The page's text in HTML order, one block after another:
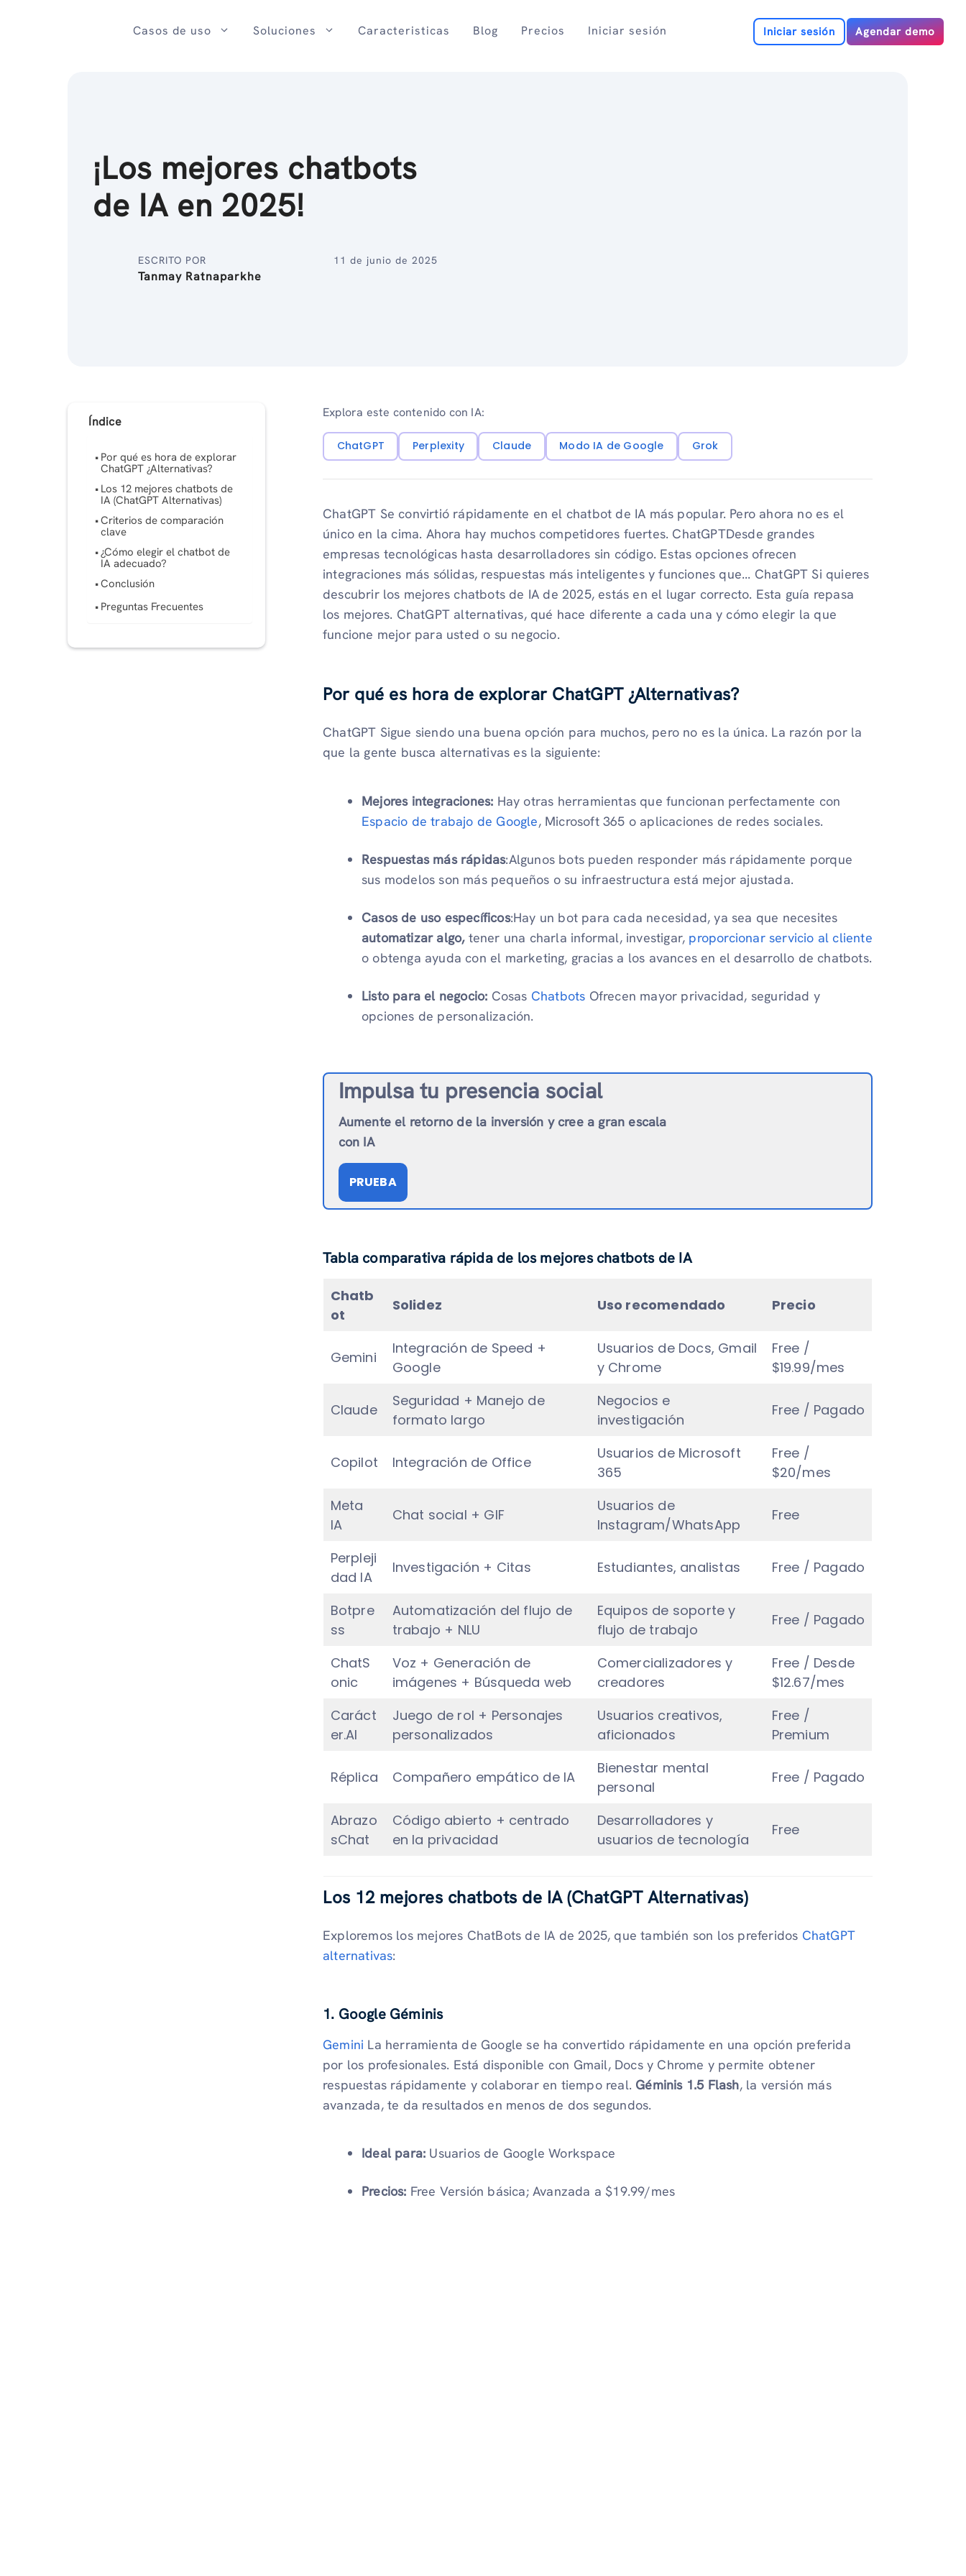
Casos de uso Soluciones Caracteristicas Blog Precios Iniciar sesión Iniciar sesión Agendar demo
¡Los mejores chatbots
de IA en 2025!
ESCRITO POR
Tanmay Ratnaparkhe
11 de junio de 2025
Índice
Por qué es hora de explorar
ChatGPT ¿Alternativas?
Los 12 mejores chatbots de
IA (ChatGPT Alternativas)
Criterios de comparación
clave
¿Cómo elegir el chatbot de
IA adecuado?
Conclusión
Preguntas Frecuentes
Explora este contenido con IA:
ChatGPT Perplexity Claude Modo IA de Google Grok
ChatGPT Se convirtió rápidamente en el chatbot de IA más popular. Pero ahora no es el
único en la cima. Ahora hay muchos competidores fuertes. ChatGPTDesde grandes
empresas tecnológicas hasta desarrolladores sin código. Estas opciones ofrecen
integraciones más sólidas, respuestas más inteligentes y funciones que... ChatGPT Si quieres
descubrir los mejores chatbots de IA de 2025, estás en el lugar correcto. Esta guía repasa
los mejores. ChatGPT alternativas, qué hace diferente a cada una y cómo elegir la que
funcione mejor para usted o su negocio.
Por qué es hora de explorar ChatGPT ¿Alternativas?
ChatGPT Sigue siendo una buena opción para muchos, pero no es la única. La razón por la
que la gente busca alternativas es la siguiente:
Mejores integraciones: Hay otras herramientas que funcionan perfectamente con
Espacio de trabajo de Google, Microsoft 365 o aplicaciones de redes sociales.
Respuestas más rápidas:Algunos bots pueden responder más rápidamente porque
sus modelos son más pequeños o su infraestructura está mejor ajustada.
Casos de uso específicos:Hay un bot para cada necesidad, ya sea que necesites
automatizar algo,tener una charla informal, investigar, proporcionar servicio al cliente
o obtenga ayuda con el marketing, gracias a los avances en el desarrollo de chatbots.
Listo para el negocio: Cosas Chatbots Ofrecen mayor privacidad, seguridad y
opciones de personalización.
Impulsa tu presencia social
Aumente el retorno de la inversión y cree a gran escala
con IA
PRUEBA
Tabla comparativa rápida de los mejores chatbots de IA
Chatb
ot
Solidez Uso recomendado Precio
Gemini
Integración de Speed ​​+
Google
Usuarios de Docs, Gmail
y Chrome
Free /
$19.99/mes
Claude
Seguridad + Manejo de
formato largo
Negocios e
investigación
Free / Pagado
Copilot Integración de Office
Usuarios de Microsoft
365
Free /
$20/mes
Meta
IA
Chat social + GIF
Usuarios de
Instagram/WhatsApp
Free
Perpleji
dad IA
Investigación + Citas Estudiantes, analistas Free / Pagado
Botpre
ss
Automatización del flujo de
trabajo + NLU
Equipos de soporte y
flujo de trabajo
Free / Pagado
ChatS
onic
Voz + Generación de
imágenes + Búsqueda web
Comercializadores y
creadores
Free / Desde
$12.67/mes
Caráct
er.AI
Juego de rol + Personajes
personalizados
Usuarios creativos,
aficionados
Free /
Premium
Réplica Compañero empático de IA
Bienestar mental
personal
Free / Pagado
Abrazo
sChat
Código abierto + centrado
en la privacidad
Desarrolladores y
usuarios de tecnología
Free
Los 12 mejores chatbots de IA(ChatGPT Alternativas)
Exploremos los mejores ChatBots de IA de 2025, que también son los preferidos ChatGPT
alternativas:
1. Google Géminis
Gemini La herramienta de Google se ha convertido rápidamente en una opción preferida
por los profesionales. Está disponible con Gmail, Docs y Chrome y permite obtener
respuestas rápidamente y colaborar en tiempo real. Géminis 1.5 Flash, la versión más
avanzada, te da resultados en menos de dos segundos.
Ideal para: Usuarios de Google Workspace
Precios: Free Versión básica; Avanzada a $19.99/mes